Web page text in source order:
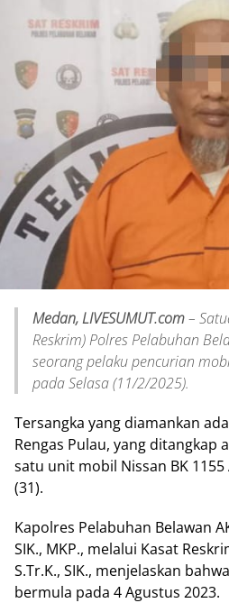
Medan, LIVESUMUT.com–
Reskrim) Polres Pelabuhan
seorang pelaku pencurian
pada Selasa (11/2/2025).
Tersangka yang diamankan
Rengas Pulau, yang ditangkap
satu unit mobil Nissan BK
(31).
Kapolres Pelabuhan Belawan
SIK., MKP., melalui Kasat
S.Tr.K., SIK., menjelaskan
bermula pada 4 Agustus 2023.